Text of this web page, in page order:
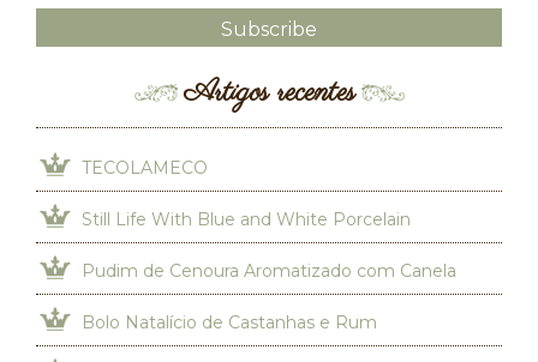
Artigos recentes
TECOLAMECO
Still Life With Blue and White Porcelain
Pudim de Cenoura Aromatizado com Canela
Bolo Natalício de Castanhas e Rum